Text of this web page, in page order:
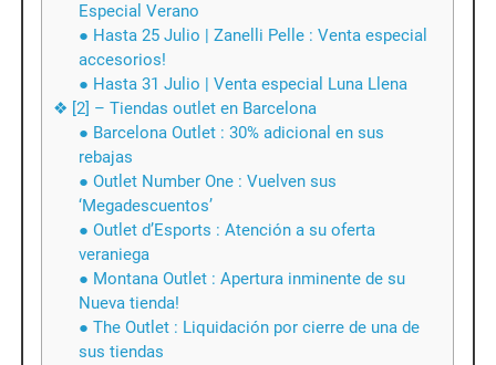
Especial Verano
● Hasta 25 Julio | Zanelli Pelle : Venta especial
accesorios!
● Hasta 31 Julio | Venta especial Luna Llena
❖ [2] – Tiendas outlet en Barcelona
● Barcelona Outlet : 30% adicional en sus
rebajas
● Outlet Number One : Vuelven sus
‘Megadescuentos’
● Outlet d’Esports : Atención a su oferta
veraniega
● Montana Outlet : Apertura inminente de su
Nueva tienda!
● The Outlet : Liquidación por cierre de una de
sus tiendas